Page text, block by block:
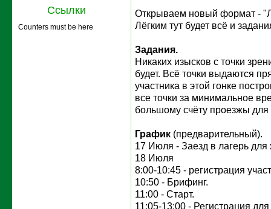
Ссылки
Counters must be here
Открываем новый формат -
Лёгким тут будет всё и
Задания.
Никаких изысков с точки
будет. Всё точки выдаются
участника в этой гонке
все точки за минимальное
большому счёту проезжы
График (предварительный).
17 Июля - Заезд в лагерь
18 Июля
8:00-10:45 - регистрация
10:50 - Брифинг.
11:00 - Старт.
11:05-13:00 - Регистрация